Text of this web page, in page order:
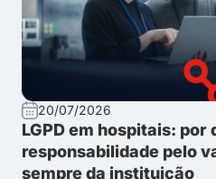
20/07/2026
LGPD em hospitais: por
responsabilidade pelo
sempre da instituição